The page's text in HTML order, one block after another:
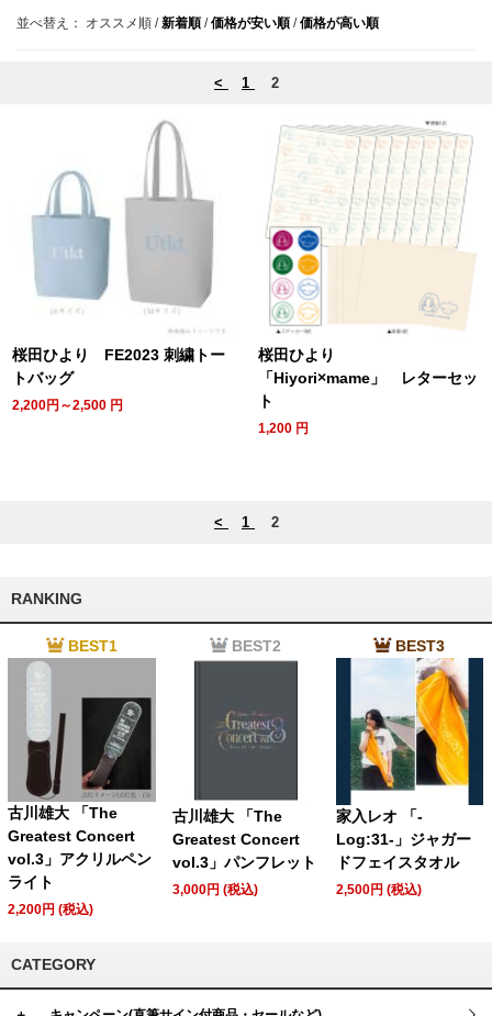
並べ替え： オススメ順 /新着順 /価格が安い順 /価格が高い順
< 1 2
桜田ひより FE2023 刺繍トー
トバッグ
2,200円～2,500 円
桜田ひより
「Hiyori×mame」 レターセッ
ト
1,200 円
< 1 2
RANKING
BEST1
古川雄大 「The
Greatest Concert
vol.3」アクリルペン
ライト
2,200円 (税込)
BEST2
古川雄大 「The
Greatest Concert
vol.3」パンフレット
3,000円 (税込)
BEST3
家入レオ 「-
Log:31-」ジャガー
ドフェイスタオル
2,500円 (税込)
CATEGORY